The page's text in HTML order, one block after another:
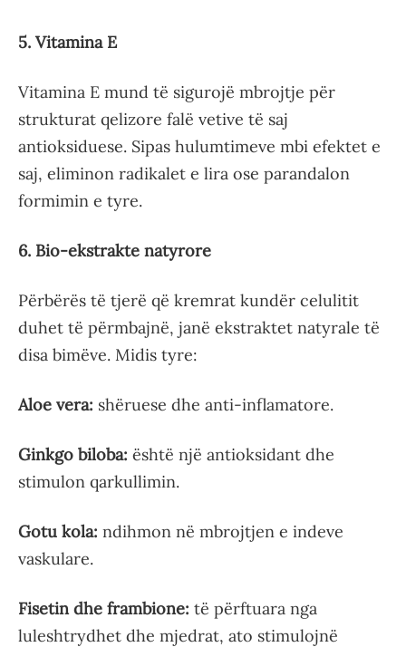
5. Vitamina E
Vitamina E mund të sigurojë mbrojtje për
strukturat qelizore falë vetive të saj
antioksiduese. Sipas hulumtimeve mbi efektet e
saj, eliminon radikalet e lira ose parandalon
formimin e tyre.
6. Bio-ekstrakte natyrore
Përbërës të tjerë që kremrat kundër celulitit
duhet të përmbajnë, janë ekstraktet natyrale të
disa bimëve. Midis tyre:
Aloe vera: shëruese dhe anti-inflamatore.
Ginkgo biloba: është një antioksidant dhe
stimulon qarkullimin.
Gotu kola: ndihmon në mbrojtjen e indeve
vaskulare.
Fisetin dhe frambione: të përftuara nga
luleshtrydhet dhe mjedrat, ato stimulojnë